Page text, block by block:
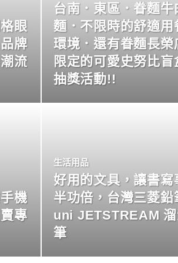
眼
牌
流
台南．東區．眷麵牛
麵．不限時的舒適用
環境．還有眷麵長榮
限定的可愛史努比盲
抽獎活動!!
機
專
生活用品
好用的文具，讓書寫
半功倍，台灣三菱鉛
uni JETSTREAM
筆